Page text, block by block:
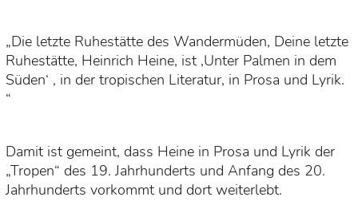
„Die letzte Ruhestätte des Wandermüden, Deine letzte
Ruhestätte, Heinrich Heine, ist ‚Unter Palmen in dem
Süden‘ , in der tropischen Literatur, in Prosa und Lyrik.
“
Damit ist gemeint, dass Heine in Prosa und Lyrik der
„Tropen“ des 19. Jahrhunderts und Anfang des 20.
Jahrhunderts vorkommt und dort weiterlebt.